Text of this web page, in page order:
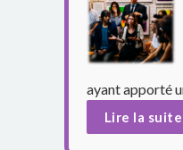
ayant apporté
Lire la suite